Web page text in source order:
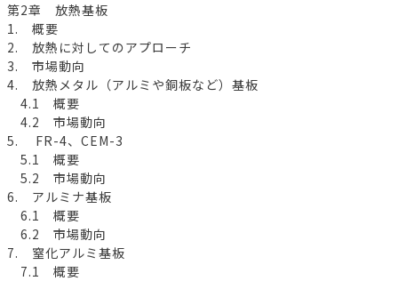
第2章 放熱基板
1. 概要
2. 放熱に対してのアプローチ
3. 市場動向
4. 放熱メタル（アルミや銅板など）基板
4.1 概要
4.2 市場動向
5. FR-4、CEM-3
5.1 概要
5.2 市場動向
6. アルミナ基板
6.1 概要
6.2 市場動向
7. 窒化アルミ基板
7.1 概要